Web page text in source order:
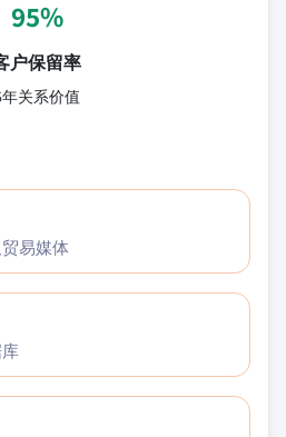
95%
户保留率
关系价值
易媒体